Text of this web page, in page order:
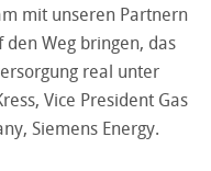
mit unseren Partnern
Weg bringen, das
real unter
Vice President Gas
Siemens Energy.